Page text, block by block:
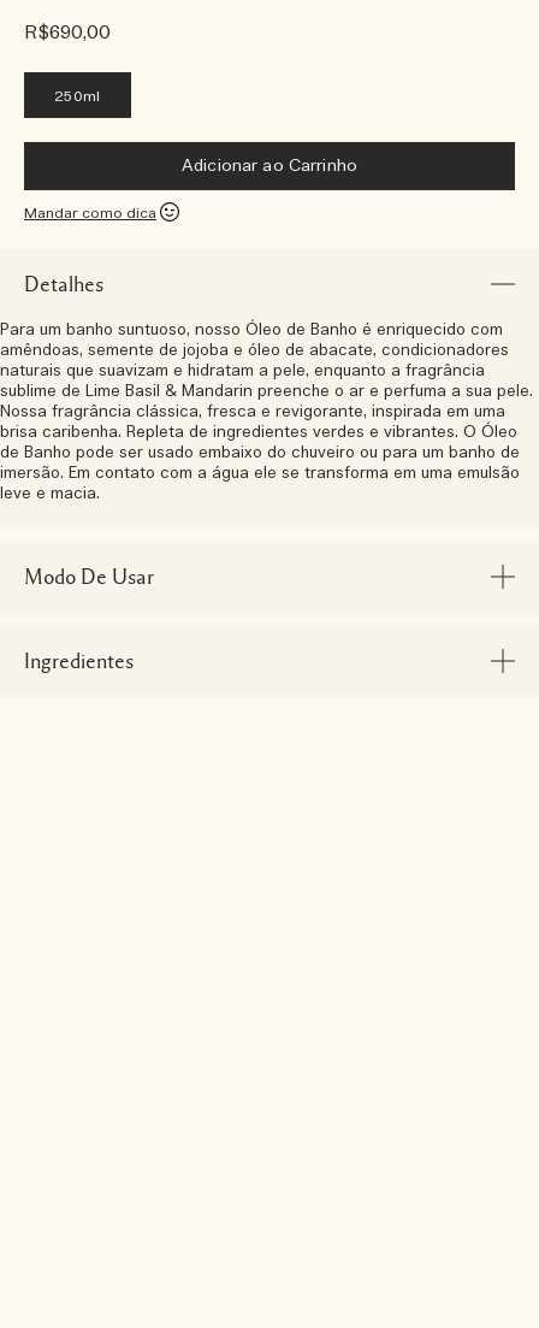
R$690,00
250ml
Adicionar ao Carrinho
Mandar como dica
Detalhes
Para um banho suntuoso, nosso Óleo de Banho é enriquecido com
amêndoas, semente de jojoba e óleo de abacate, condicionadores
naturais que suavizam e hidratam a pele, enquanto a fragrância
sublime de Lime Basil & Mandarin preenche o ar e perfuma a sua pele.
Nossa fragrância clássica, fresca e revigorante, inspirada em uma
brisa caribenha. Repleta de ingredientes verdes e vibrantes. O Óleo
de Banho pode ser usado embaixo do chuveiro ou para um banho de
imersão. Em contato com a água ele se transforma em uma emulsão
leve e macia.
Modo De Usar
Ingredientes